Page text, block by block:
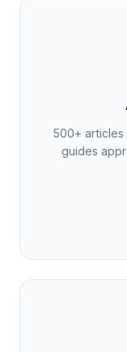
500+ articles
guides